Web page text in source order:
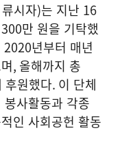
시자)는 지난 16
300만 원을 기탁했
2020년부터 매년
, 올해까지 총
후원했다. 이 단체
사활동과 각종
인 사회공헌 활동